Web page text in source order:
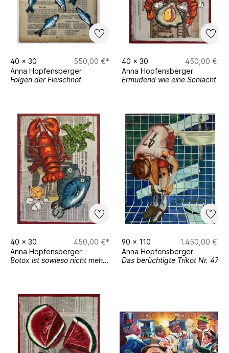
40 x 30
550,00 €*
Anna Hopfensberger
Folgen der Fleischnot
40 x 30
450,00 €*
Anna Hopfensberger
Ermüdend wie eine Schlacht
40 x 30
450,00 €*
Anna Hopfensberger
Botox ist sowieso nicht mehr der heiße Sche…“
90 x 110
1.450,00 €*
Anna Hopfensberger
Das berüchtigte Trikot Nr. 47